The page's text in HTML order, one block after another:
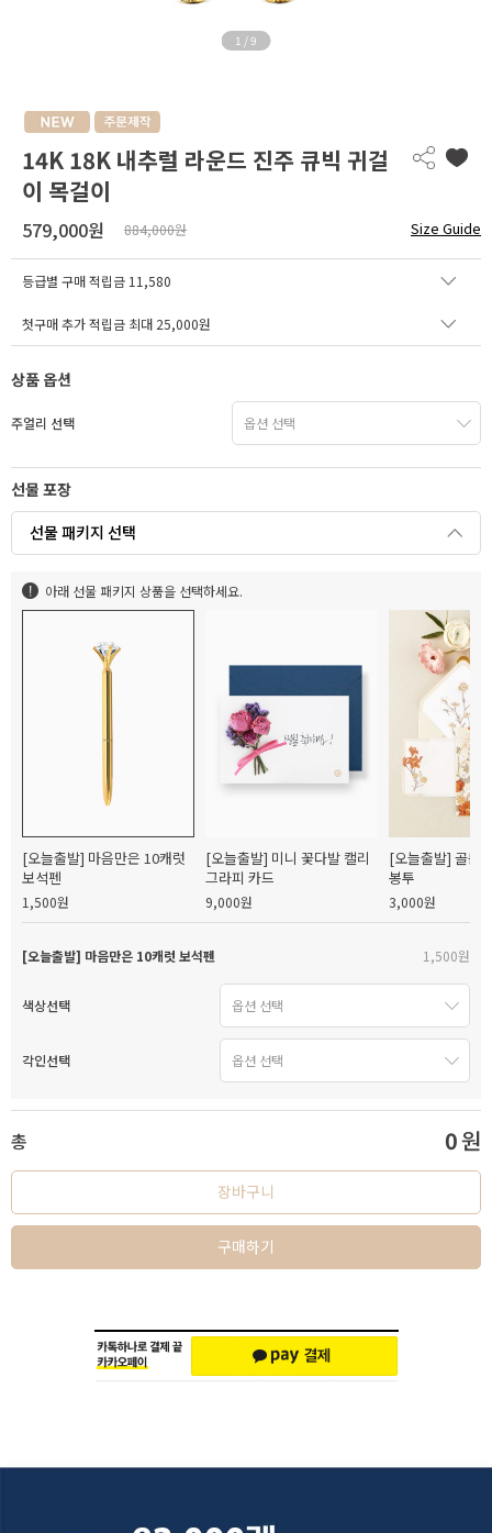
1 /9
14K 18K 내추럴 라운드 진주 큐빅 귀걸
이 목걸이
579,000원 884,000원 Size Guide
등급별 구매 적립금 11,580
첫구매 추가 적립금 최대 25,000원
상품 옵션
주얼리 선택
선물 포장
선물 패키지 선택
아래 선물 패키지 상품을 선택하세요.
[오늘출발] 마음만은 10캐럿
보석펜
1,500원
[오늘출발] 미니 꽃다발 캘리
그라피 카드
9,000원
[오늘출발] 골든
봉투
3,000원
[오늘출발] 마음만은 10캐럿 보석펜 1,500원
색상선택
각인선택
총 0원
장바구니
구매하기